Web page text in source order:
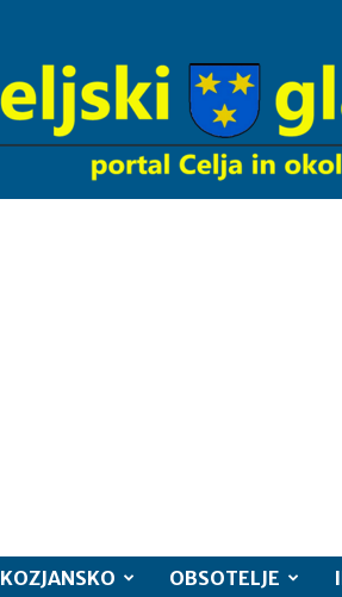
KOZJANSKO OBSOTELJE